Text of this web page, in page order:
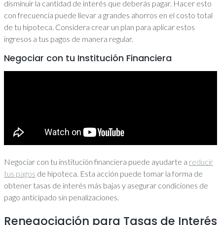
disminuir la cantidad de interés que deberás pagar. Hacer esto
con frecuencia puede llevar a grandes ahorros en el costo total
de tu hipoteca. Considera crear un plan para aplicar estos
ingresos a tus pagos de manera regular.
Negociar con tu Institución Financiera
Negociar con tu institución financiera puede ayudarte a reducir
tus pagos de hipoteca. Esta acción puede tomar la forma de
obtener tasas de interés más bajas y asegurar condiciones de
pago anticipado sin penalizaciones.
Renegociación para Tasas de Interés